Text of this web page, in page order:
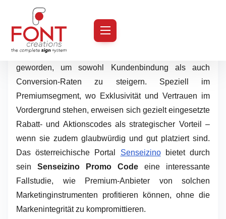
In der heutigen digitalen Handelslandschaft sind
**Promo-Codes** zu einem essenziellen Werkzeug
geworden, um sowohl Kundenbindung als auch
Conversion-Raten zu steigern. Speziell im
Premiumsegment, wo Exklusivität und Vertrauen im
Vordergrund stehen, erweisen sich gezielt eingesetzte
Rabatt- und Aktionscodes als strategischer Vorteil –
wenn sie zudem glaubwürdig und gut platziert sind.
Das österreichische Portal Senseizinobietet durch
sein Senseizino Promo Code eine interessante
Fallstudie, wie Premium-Anbieter von solchen
Marketinginstrumenten profitieren können, ohne die
Markenintegrität zu kompromittieren.